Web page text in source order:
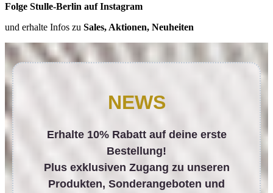
Folge Stulle-Berlin auf Instagram
und erhalte Infos zu Sales, Aktionen, Neuheiten
NEWS
Erhalte 10% Rabatt auf deine erste
Bestellung!
Plus exklusiven Zugang zu unseren
Produkten, Sonderangeboten und